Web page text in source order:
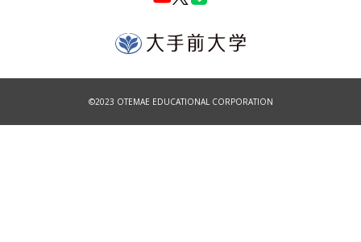
©2023 OTEMAE EDUCATIONAL CORPORATION